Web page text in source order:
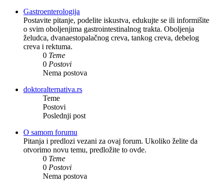
Gastroenterologija
Postavite pitanje, podelite iskustva, edukujte se ili informišite
o svim oboljenjima gastrointestinalnog trakta. Oboljenja
želudca, dvanaestopalačnog creva, tankog creva, debelog
creva i rektuma.
0 Teme
0 Postovi
Nema postova
doktoralternativa.rs
Teme
Postovi
Poslednji post
O samom forumu
Pitanja i predlozi vezani za ovaj forum. Ukoliko želite da
otvorimo novu temu, predložite to ovde.
0 Teme
0 Postovi
Nema postova